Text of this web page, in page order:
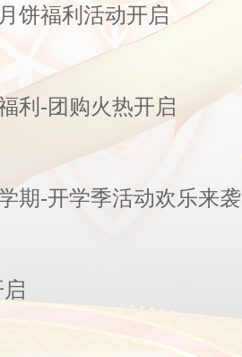
饼福利活动开启
利-团购火热开启
期-开学季活动欢乐来袭